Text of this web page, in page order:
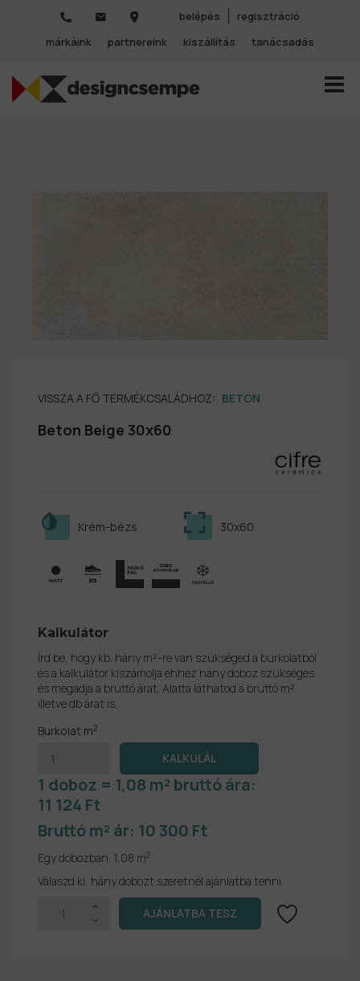
belépés
regisztráció
márkáink
partnereink kiszállítás tanácsadás
VISSZA A FŐ TERMÉKCSALÁDHOZ: BETON
Beton Beige 30x60
30x60
Krém-bézs
Kalkulátor
Írd be, hogy kb. hány m²-re van szükséged a burkolatból
és a kalkulátor kiszámolja ehhez hány doboz szükséges
és megadja a bruttó árat. Alatta láthatod a bruttó m²
illetve db árat is.
Burkolat m2
1 doboz = 1,08 m² bruttó ára:
11 124 Ft
Bruttó m² ár: 10 300 Ft
Egy dobozban: 1,08 m2
Válaszd ki, hány dobozt szeretnél ajánlatba tenni.